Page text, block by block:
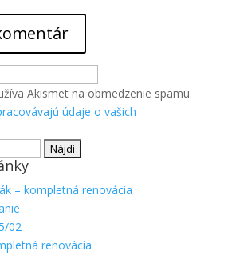
Akismet na obmedzenie spamu.
údaje o vašich
– kompletná renovácia
02
renovácia